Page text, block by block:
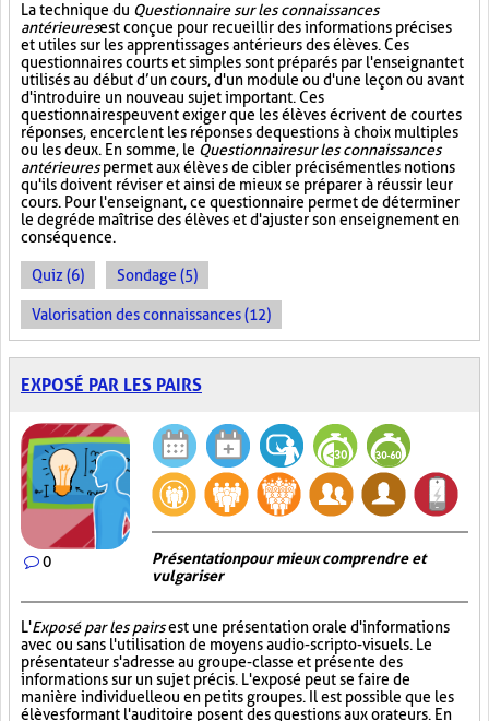
La technique du Questionnaire sur les connaissances
antérieuresest conçue pour recueillir des informations précises
et utiles sur les apprentissages antérieurs des élèves. Ces
questionnaires courts et simples sont préparés par l'enseignant et
utilisés au début d’un cours, d'un module ou d'une leçon ou avant
d'introduire un nouveau sujet important. Ces
questionnaires peuvent exiger que les élèves écrivent de courtes
réponses, encerclent les réponses de questions à choix multiples
ou les deux. En somme, le Questionnaire sur les connaissances
antérieurespermet aux élèves de cibler précisément les notions
qu'ils doivent réviser et ainsi de mieux se préparer à réussir leur
cours. Pour l'enseignant, ce questionnaire permet de déterminer
le degré de maîtrise des élèves et d'ajuster son enseignement en
conséquence.
Quiz (6) Sondage (5)
Valorisation des connaissances (12)
EXPOSÉ PAR LES PAIRS
0
Présentation pour mieux comprendre et
vulgariser
L'Exposé par les pairsest une présentation orale d'informations
avec ou sans l'utilisation de moyens audio-scripto-visuels. Le
présentateur s'adresse au groupe-classe et présente des
informations sur un sujet précis. L'exposé peut se faire de
manière individuelle ou en petits groupes. Il est possible que les
élèves formant l'auditoire posent des questions aux orateurs. En